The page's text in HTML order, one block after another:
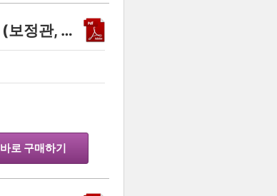
3.9 내신으로 고려대학교 최초합 (보정관, 문과)
바로 구매하기